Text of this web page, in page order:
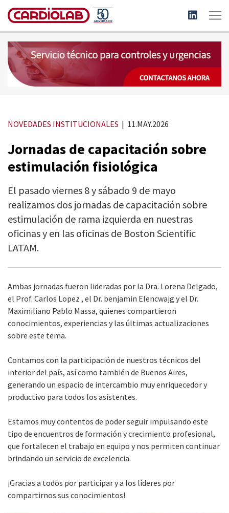
NOVEDADES INSTITUCIONALES | 11.MAY.2026
Jornadas de capacitación sobre
estimulación fisiológica
El pasado viernes 8 y sábado 9 de mayo
realizamos dos jornadas de capacitación sobre
estimulación de rama izquierda en nuestras
oficinas y en las oficinas de Boston Scientific
LATAM.
Ambas jornadas fueron lideradas por la Dra. Lorena Delgado,
el Prof. Carlos Lopez , el Dr. benjamin Elencwajg y el Dr.
Maximiliano Pablo Massa, quienes compartieron
conocimientos, experiencias y las últimas actualizaciones
sobre este tema.
Contamos con la participación de nuestros técnicos del
interior del país, así como también de Buenos Aires,
generando un espacio de intercambio muy enriquecedor y
productivo para todos los asistentes.
Estamos muy contentos de poder seguir impulsando este
tipo de encuentros de formación y crecimiento profesional,
que fortalecen el trabajo en equipo y nos permiten continuar
brindando un servicio de excelencia.
¡Gracias a todos por participar y a los líderes por
compartirnos sus conocimientos!